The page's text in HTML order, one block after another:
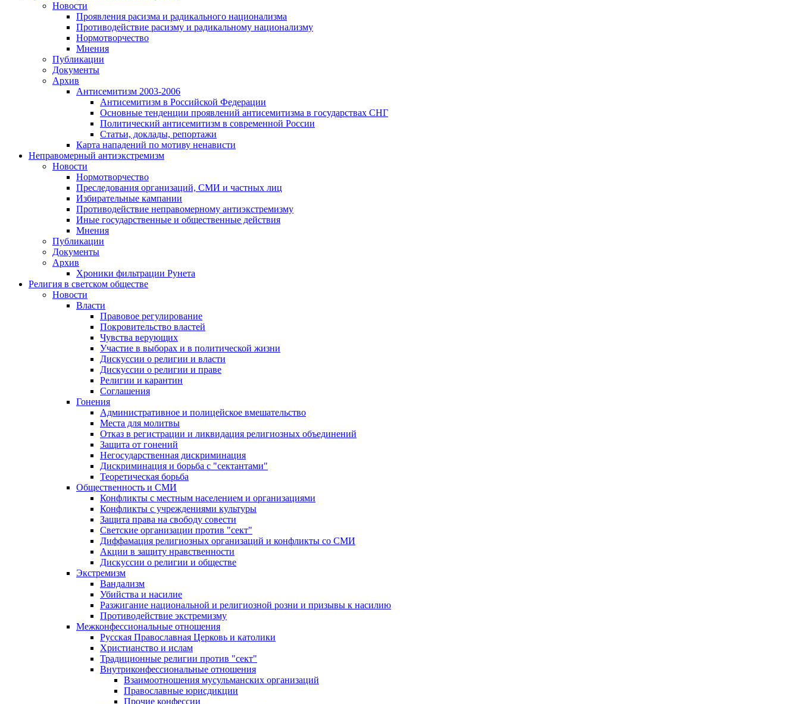
Новости
Проявления расизма и радикального национализма
Противодействие расизму и радикальному национализму
Нормотворчество
Мнения
Публикации
Документы
Архив
Антисемитизм 2003-2006
Антисемитизм в Российской Федерации
Основные тенденции проявлений антисемитизма в государствах СНГ
Политический антисемитизм в современной России
Статьи, доклады, репортажи
Карта нападений по мотиву ненависти
Неправомерный антиэкстремизм
Новости
Нормотворчество
Преследования организаций, СМИ и частных лиц
Избирательные кампании
Противодействие неправомерному антиэкстремизму
Иные государственные и общественные действия
Мнения
Публикации
Документы
Архив
Хроники фильтрации Рунета
Религия в светском обществе
Новости
Власти
Правовое регулирование
Покровительство властей
Чувства верующих
Участие в выборах и в политической жизни
Дискуссии о религии и власти
Дискуссии о религии и праве
Религии и карантин
Соглашения
Гонения
Административное и полицейское вмешательство
Места для молитвы
Отказ в регистрации и ликвидация религиозных объединений
Защита от гонений
Негосударственная дискриминация
Дискриминация и борьба с "сектантами"
Теоретическая борьба
Общественность и СМИ
Конфликты с местным населением и организациями
Конфликты с учреждениями культуры
Защита права на свободу совести
Светские организации против "сект"
Диффамация религиозных организаций и конфликты со СМИ
Акции в защиту нравственности
Дискуссии о религии и обществе
Экстремизм
Вандализм
Убийства и насилие
Разжигание национальной и религиозной розни и призывы к насилию
Противодействие экстремизму
Межконфессиональные отношения
Русская Православная Церковь и католики
Христианство и ислам
Традиционные религии против "сект"
Внутриконфессиональные отношения
Взаимоотношения мусульманских организаций
Православные юрисдикции
Прочие конфессии